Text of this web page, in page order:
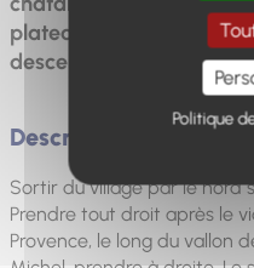
plateau et un
descente vers le village.
Description
Sortir du village par le nord
Prendre tout droit après le
Provence, le long du vallon
Politique